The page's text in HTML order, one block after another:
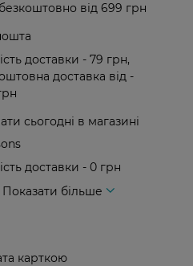
від 699 грн
доставки - 79 грн,
доставка від -
сьогодні в магазині
доставки - 0 грн
Показати більше
карткою